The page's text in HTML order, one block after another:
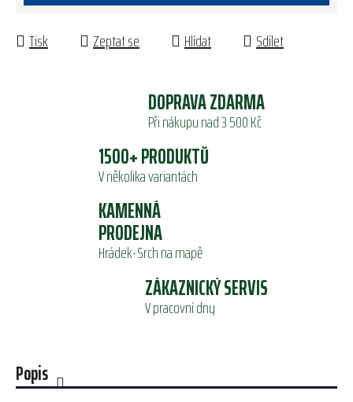
Tisk Zeptat se Hlídat Sdílet
DOPRAVA ZDARMA
Při nákupu nad 3 500 Kč
1500+ PRODUKTŮ
V několika variantách
KAMENNÁ
PRODEJNA
Hrádek-Srch na mapě
ZÁKAZNICKÝ SERVIS
V pracovní dny
Popis